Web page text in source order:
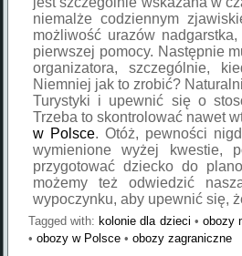
niemalże codziennym
możliwość urazów
pierwszej pomocy. Następnie
organizatora, szczególnie,
Niemniej jak to zrobić?
Turystyki i upewnić się o
Trzeba to skontrolować nawet
w Polsce. Otóż, pewności
wymienione wyżej kwestie,
przygotować dziecko do
możemy też odwiedzić
wypoczynku, aby upewnić się,
Tagged with: kolonie dla dzieci • obozy
• obozy w Polsce • obozy zagraniczne